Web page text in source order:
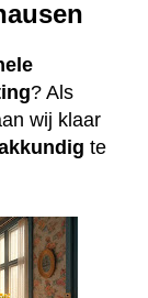
? Als
wij klaar
te